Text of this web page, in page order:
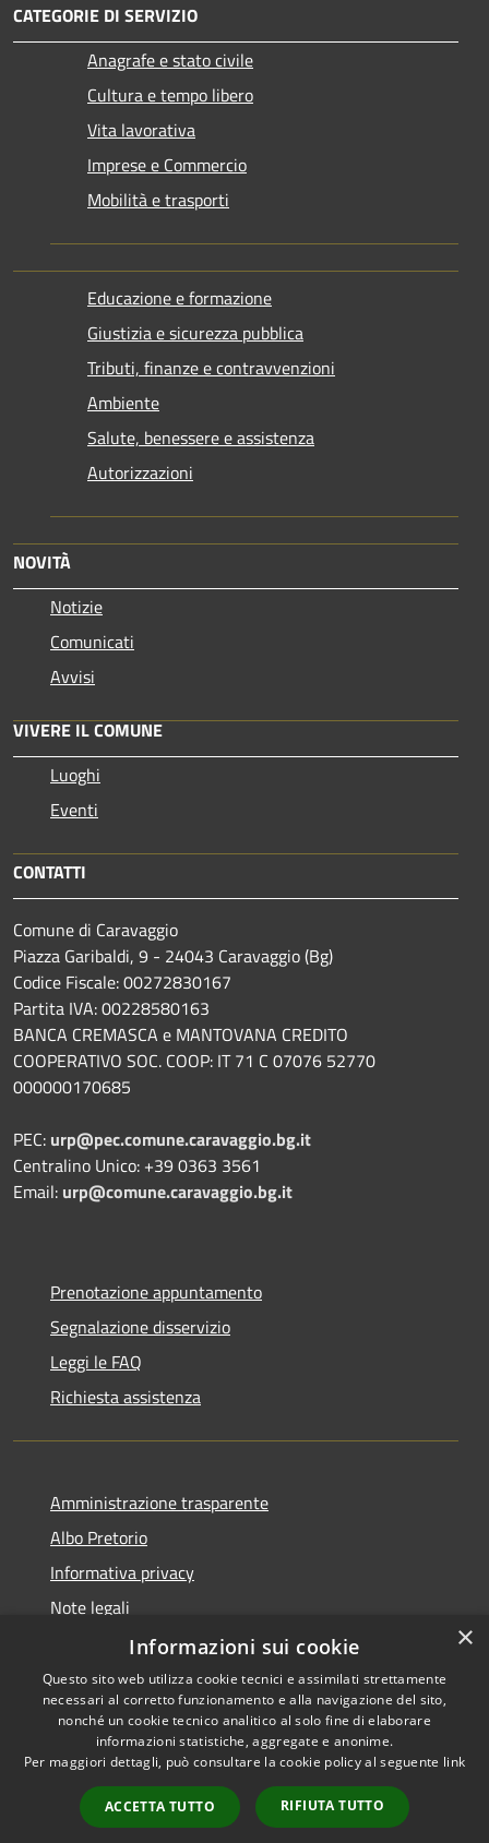
CATEGORIE DI SERVIZIO
Anagrafe e stato civile
Cultura e tempo libero
Vita lavorativa
Imprese e Commercio
Mobilità e trasporti
Educazione e formazione
Giustizia e sicurezza pubblica
Tributi, finanze e contravvenzioni
Ambiente
Salute, benessere e assistenza
Autorizzazioni
NOVITÀ
Notizie
Comunicati
Avvisi
VIVERE IL COMUNE
Luoghi
Eventi
CONTATTI
Comune di Caravaggio
Piazza Garibaldi, 9 - 24043 Caravaggio (Bg)
Codice Fiscale: 00272830167
Partita IVA: 00228580163
BANCA CREMASCA e MANTOVANA CREDITO
COOPERATIVO SOC. COOP: IT 71 C 07076 52770
000000170685
PEC: urp@pec.comune.caravaggio.bg.it
Centralino Unico: +39 0363 3561
Email: urp@comune.caravaggio.bg.it
Prenotazione appuntamento
Segnalazione disservizio
Leggi le FAQ
Richiesta assistenza
Amministrazione trasparente
Albo Pretorio
Informativa privacy
Note legali
Dichiarazione di accessibilità
RSS
Accessibilità
Copyright © 2026 • Comune di
Municipium•
Accesso
redazione
×
Informazioni sui cookie
Questo sito web utilizza cookie tecnici e assimilati strettamente
necessari al corretto funzionamento e alla navigazione del sito,
nonché un cookie tecnico analitico al solo fine di elaborare
informazioni statistiche, aggregate e anonime.
Per maggiori dettagli, può consultare la cookie policy al seguente link
ACCETTA TUTTO RIFIUTA TUTTO